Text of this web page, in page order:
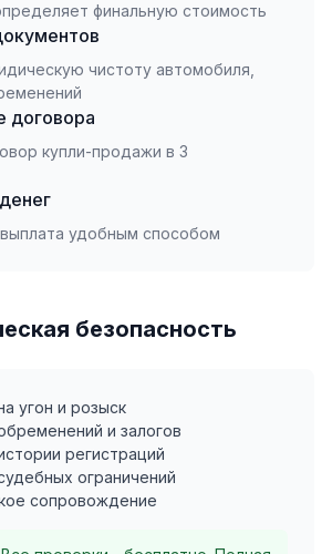
финальную стоимость
чистоту автомобиля,
договора
купли-продажи в 3
удобным способом
безопасность
угон и розыск
и залогов
регистраций
ограничений
сопровождение